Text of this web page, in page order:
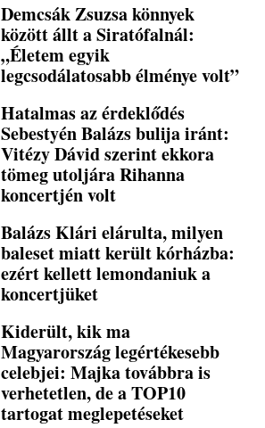
Demcsák Zsuzsa könnyek
között állt a Siratófalnál:
„Életem egyik
legcsodálatosabb élménye volt”
Hatalmas az érdeklődés
Sebestyén Balázs bulija iránt:
Vitézy Dávid szerint ekkora
tömeg utoljára Rihanna
koncertjén volt
Balázs Klári elárulta, milyen
baleset miatt került kórházba:
ezért kellett lemondaniuk a
koncertjüket
Kiderült, kik ma
Magyarország legértékesebb
celebjei: Majka továbbra is
verhetetlen, de a TOP10
tartogat meglepetéseket